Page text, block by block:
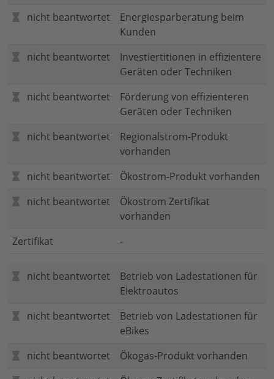
nicht beantwortet
Energiesparberatung beim
Kunden
nicht beantwortet
Investiertitionen in effizientere
Geräten oder Techniken
nicht beantwortet
Förderung von effizienteren
Geräten oder Techniken
nicht beantwortet
Regionalstrom-Produkt
vorhanden
nicht beantwortet
Ökostrom-Produkt vorhanden
nicht beantwortet
Ökostrom Zertifikat
vorhanden
Zertifikat
-
nicht beantwortet
Betrieb von Ladestationen für
Elektroautos
nicht beantwortet
Betrieb von Ladestationen für
eBikes
nicht beantwortet
Ökogas-Produkt vorhanden